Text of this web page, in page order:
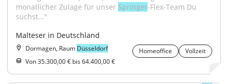
monatlicher Zulage für unser Springer-Flex-Team Du
suchst..."
Malteser in Deutschland
Dormagen, Raum Düsseldorf Homeoffice
Vollzeit
Von 35.300,00 € bis 64.400,00 €